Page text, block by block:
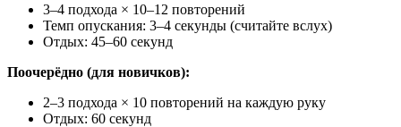
3–4 подхода × 10–12 повторений
Темп опускания: 3–4 секунды (считайте вслух)
Отдых: 45–60 секунд
Поочерёдно (для новичков):
2–3 подхода × 10 повторений на каждую руку
Отдых: 60 секунд